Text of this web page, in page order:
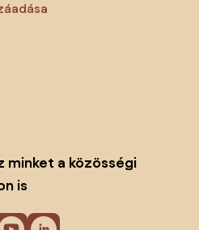
minket a közösségi
is